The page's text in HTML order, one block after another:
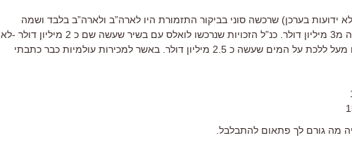
ידועות בערכן) שרכשה סוני בביקור התזמורת היו לארה”ב ולארה”ב בלבד ושמה
עשה הסרט למעלה מ3 מיליון דולר. כנ”ל הזכויות שנרכשו לואלס עם בשיר שעשה שם כ 2 מיליון דולר -לא
יפה להעמיד אותו מעל ללכת על המים שעשה כ 2.5 מיליון דולר. באשר למכירות עולמיות כבר כתבתי
מה גורם לך פתאום להתבלבל.